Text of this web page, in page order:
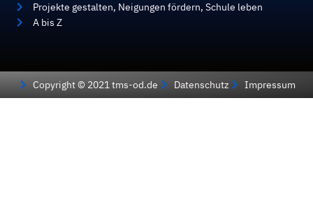
Projekte gestalten, Neigungen fördern, Schule leben
A bis Z
Copyright © 2021 tms-od.de Datenschutz Impressum